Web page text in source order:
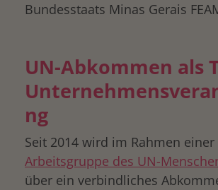
Bundesstaats Minas Gerais
UN-Abkommen als
ng
Seit 2014 wird im Rahmen einer
Arbeitsgruppe des UN-
über ein verbindliches